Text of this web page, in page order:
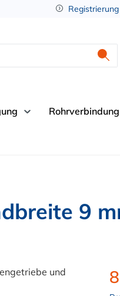
Rohrverbindung
9